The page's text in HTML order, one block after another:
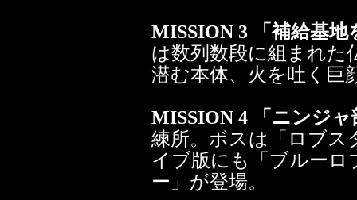
MISSION 3 「補給基地
は数列数段に組まれた
潜む本体、火を吐く巨
MISSION 4 「ニンジ
練所。ボスは「ロブス
イブ版にも「ブルー
ー」が登場。